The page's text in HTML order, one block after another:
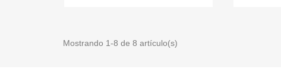
Mostrando 1-8 de 8 artículo(s)